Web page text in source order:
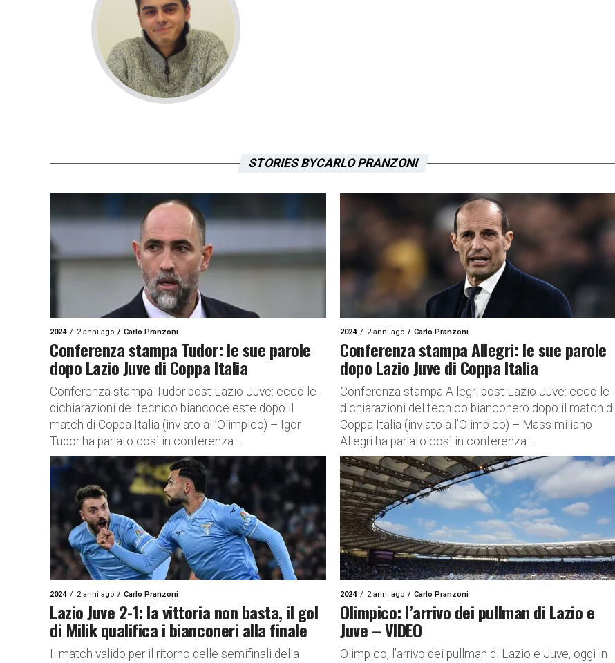
STORIES BYCARLO PRANZONI
2024 2 anni ago Carlo Pranzoni
Conferenza stampa Tudor: le sue parole
dopo Lazio Juve di Coppa Italia
Conferenza stampa Tudor post Lazio Juve: ecco le
dichiarazioni del tecnico biancoceleste dopo il
match di Coppa Italia (inviato all’Olimpico) – Igor
Tudor ha parlato così in conferenza...
2024 2 anni ago Carlo Pranzoni
Conferenza stampa Allegri: le sue parole
dopo Lazio Juve di Coppa Italia
Conferenza stampa Allegri post Lazio Juve: ecco le
dichiarazioni del tecnico bianconero dopo il match di
Coppa Italia (inviato all’Olimpico) – Massimiliano
Allegri ha parlato così in conferenza...
2024 2 anni ago Carlo Pranzoni
Lazio Juve 2-1: la vittoria non basta, il gol
di Milik qualifica i bianconeri alla finale
Il match valido per il ritorno delle semifinali della
2024 2 anni ago Carlo Pranzoni
Olimpico: l’arrivo dei pullman di Lazio e
Juve – VIDEO
Olimpico, l’arrivo dei pullman di Lazio e Juve, oggi in